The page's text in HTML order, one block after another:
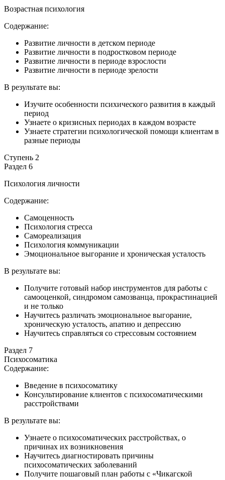
Возрастная психология
Содержание:
Развитие личности в детском периоде
Развитие личности в подростковом периоде
Развитие личности в периоде взрослости
Развитие личности в периоде зрелости
В результате вы:
Изучите особенности психического развития в каждый
период
Узнаете о кризисных периодах в каждом возрасте
Узнаете стратегии психологической помощи клиентам в
разные периоды
Ступень 2
Раздел 6
Психология личности
Содержание:
Самоценность
Психология стресса
Самореализация
Психология коммуникации
Эмоциональное выгорание и хроническая усталость
В результате вы:
Получите готовый набор инструментов для работы с
самооценкой, синдромом самозванца, прокрастинацией
и не только
Научитесь различать эмоциональное выгорание,
хроническую усталость, апатию и депрессию
Научитесь справляться со стрессовым состоянием
Раздел 7
Психосоматика
Содержание:
Введение в психосоматику
Консультирование клиентов с психосоматическими
расстройствами
В результате вы:
Узнаете о психосоматических расстройствах, о
причинах их возникновения
Научитесь диагностировать причины
психосоматических заболеваний
Получите пошаговый план работы с «Чикагской